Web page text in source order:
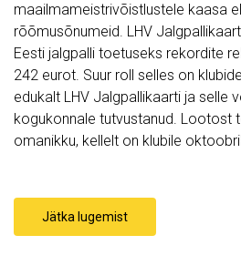
maailmameistrivõistlustele kaasa
rõõmusõnumeid. LHV
Eesti jalgpalli toetuseks rekordite
242 eurot. Suur roll selles on
edukalt LHV Jalgpallikaarti ja selle
kogukonnale tutvustanud. Lootost
omanikku, kellelt on klubile
Jätka lugemist